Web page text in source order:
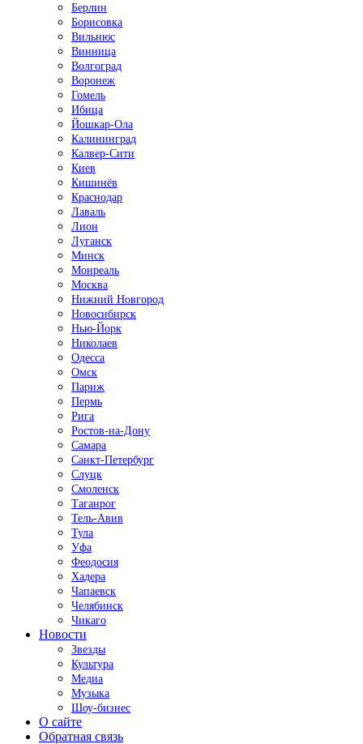
Берлин
Борисовка
Вильнюс
Винница
Волгоград
Воронеж
Гомель
Ибица
Йошкар-Ола
Калининград
Калвер-Сити
Киев
Кишинёв
Краснодар
Лаваль
Лион
Луганск
Минск
Монреаль
Москва
Нижний Новгород
Новосибирск
Нью-Йорк
Николаев
Одесса
Омск
Париж
Пермь
Рига
Ростов-на-Дону
Самара
Санкт-Петербург
Слуцк
Смоленск
Таганрог
Тель-Авив
Тула
Уфа
Феодосия
Хадера
Чапаевск
Челябинск
Чикаго
Новости
Звезды
Культура
Медиа
Музыка
Шоу-бизнес
О сайте
Обратная связь